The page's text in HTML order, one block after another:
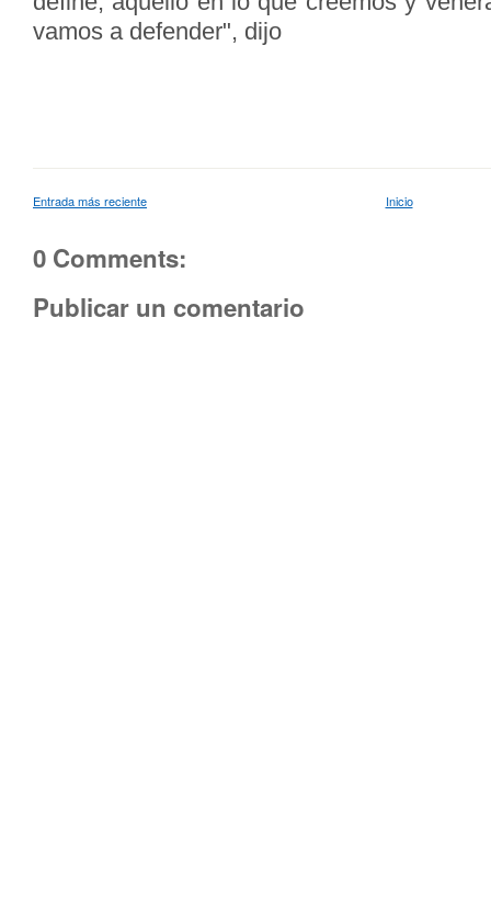
vamos a defender", dijo
Entrada más reciente Inicio
0 Comments:
Publicar un comentario